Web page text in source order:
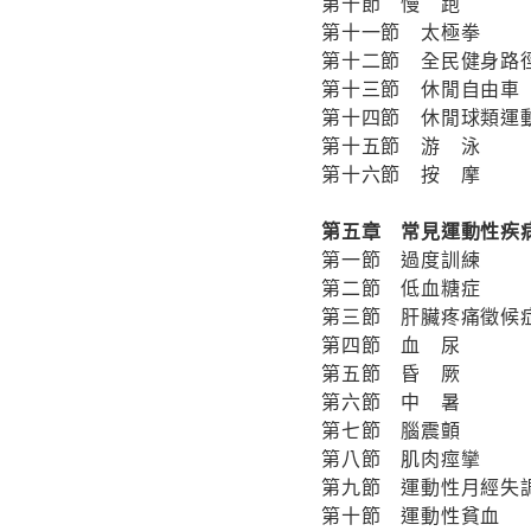
第十一節 太極拳
第十二節 全民健身路
第十三節 休閒自由車
第十四節 休閒球類運
第十五節 游 泳
第十六節 按 摩
第五章 常見運動性疾
第一節 過度訓練
第二節 低血糖症
第三節 肝臟疼痛徵候
第四節 血 尿
第五節 昏 厥
第六節 中 暑
第七節 腦震顫
第八節 肌肉痙攣
第九節 運動性月經失
第十節 運動性貧血